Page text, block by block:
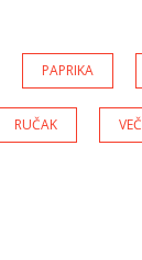
PAPRIKA
RUČAK